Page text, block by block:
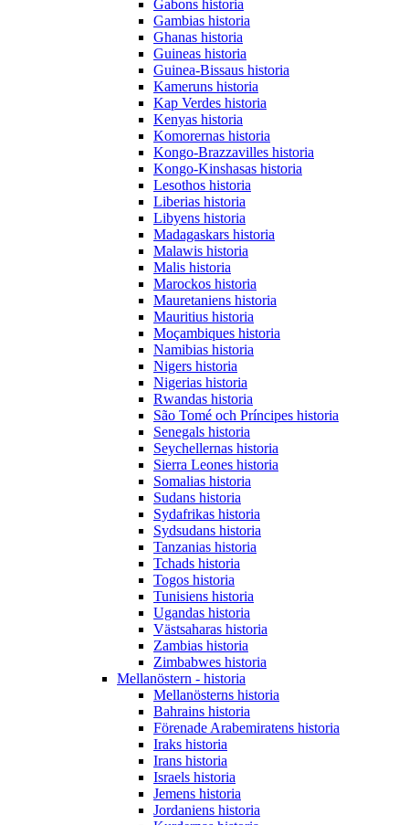
Gabons historia
Gambias historia
Ghanas historia
Guineas historia
Guinea-Bissaus historia
Kameruns historia
Kap Verdes historia
Kenyas historia
Komorernas historia
Kongo-Brazzavilles historia
Kongo-Kinshasas historia
Lesothos historia
Liberias historia
Libyens historia
Madagaskars historia
Malawis historia
Malis historia
Marockos historia
Mauretaniens historia
Mauritius historia
Moçambiques historia
Namibias historia
Nigers historia
Nigerias historia
Rwandas historia
São Tomé och Príncipes historia
Senegals historia
Seychellernas historia
Sierra Leones historia
Somalias historia
Sudans historia
Sydafrikas historia
Sydsudans historia
Tanzanias historia
Tchads historia
Togos historia
Tunisiens historia
Ugandas historia
Västsaharas historia
Zambias historia
Zimbabwes historia
Mellanöstern - historia
Mellanösterns historia
Bahrains historia
Förenade Arabemiratens historia
Iraks historia
Irans historia
Israels historia
Jemens historia
Jordaniens historia